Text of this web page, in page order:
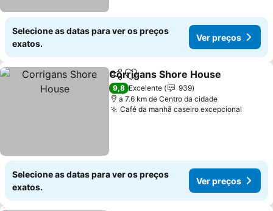
Selecione as datas para ver os preços
exatos.
Ver preços
PartilharAdicionar aos favoritos
Corrigans Shore House
9,8 Excelente
939
a 7.6 km de Centro da cidade
Café da manhã caseiro excepcional
Selecione as datas para ver os preços
exatos.
Ver preços